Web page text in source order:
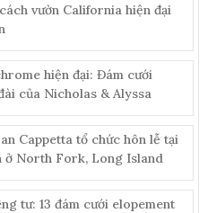
vườn California hiện đại
hiện đại: Đám cưới
của Nicholas & Alyssa
Cappetta tổ chức hôn lễ tại
ở North Fork, Long Island
tư: 13 đám cưới elopement